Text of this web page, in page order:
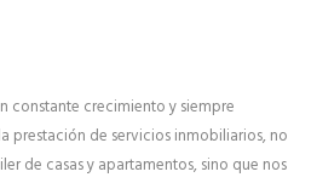
constante crecimiento y siempre
prestación de servicios inmobiliarios, no
de casas y apartamentos, sino que nos